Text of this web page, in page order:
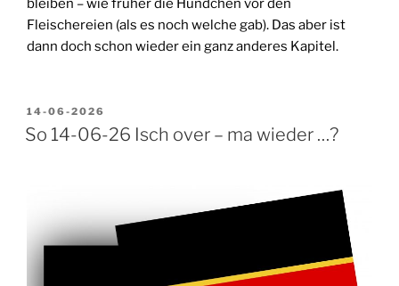
bleiben – wie früher die Hundchen vor den
Fleischereien (als es noch welche gab). Das aber ist
dann doch schon wieder ein ganz anderes Kapitel.
VERÖFFENTLICHT
AM
14-06-2026
So 14-06-26 Isch over – ma wieder …?